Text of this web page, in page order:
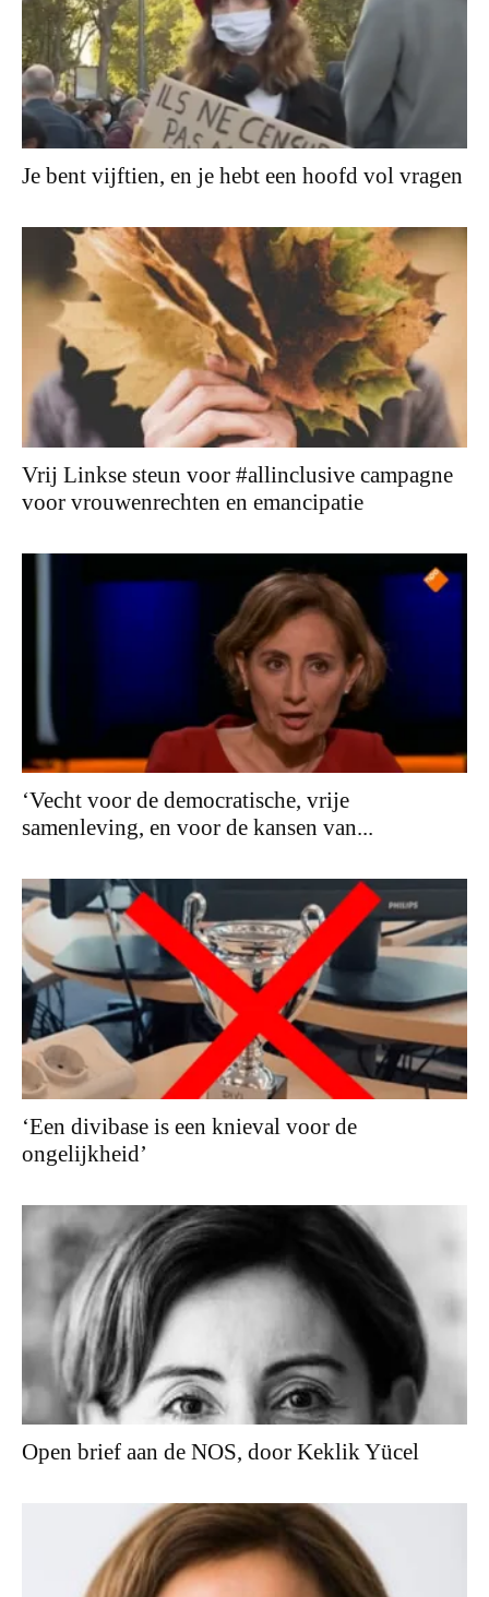
Je bent vijftien, en je hebt een hoofd vol vragen
Vrij Linkse steun voor #allinclusive campagne
voor vrouwenrechten en emancipatie
‘Vecht voor de democratische, vrije
samenleving, en voor de kansen van...
‘Een divibase is een knieval voor de
ongelijkheid’
Open brief aan de NOS, door Keklik Yücel